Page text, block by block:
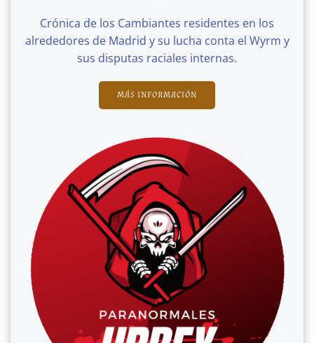
Crónica de los Cambiantes residentes en los
alrededores de Madrid y su lucha conta el Wyrm y
sus disputas raciales internas.
MÁS INFORMACIÓN